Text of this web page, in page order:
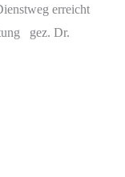
erreicht
gez. Dr.